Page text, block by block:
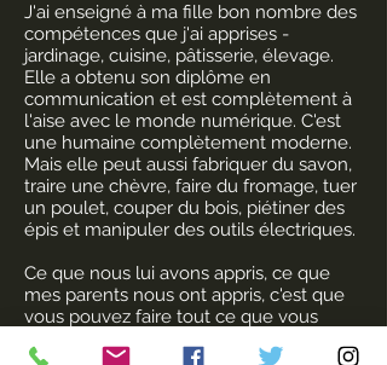
J'ai enseigné à ma fille bon nombre des
compétences que j'ai apprises -
jardinage, cuisine, pâtisserie, élevage.
Elle a obtenu son diplôme en
communication et est complètement à
l'aise avec le monde numérique. C'est
une humaine complètement moderne.
Mais elle peut aussi fabriquer du savon,
traire une chèvre, faire du fromage, tuer
un poulet, couper du bois, piétiner des
épis et manipuler des outils électriques.
Ce que nous lui avons appris, ce que
mes parents nous ont appris, c'est que
vous pouvez faire tout ce que vous
questions environnementales et socio-